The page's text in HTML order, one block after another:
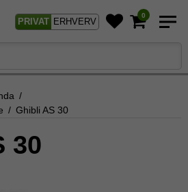
PRIVAT ERHVERV
0
/
/ Ghibli AS 30
30